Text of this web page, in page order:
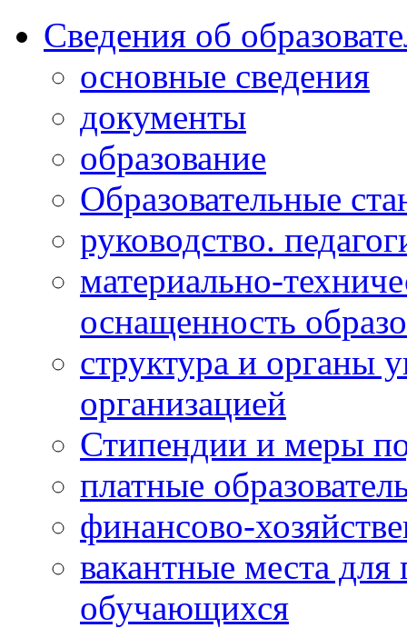
Сведения об
основные сведения
документы
образование
Образовательные
руководство.
материально-
оснащенность
структура и органы
организацией
Стипендии и меры
платные
финансово-
вакантные места
обучающихся